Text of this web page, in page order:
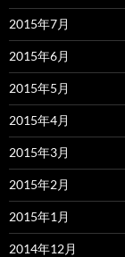
2015年7月
2015年6月
2015年5月
2015年4月
2015年3月
2015年2月
2015年1月
2014年12月